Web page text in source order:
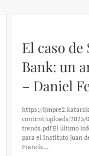
El caso de
Bank: un
– Daniel
https://
content/uploads/
trends.pdf El último
para el Instituto Juan
Francis…